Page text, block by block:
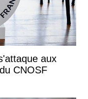
aux
CNOSF